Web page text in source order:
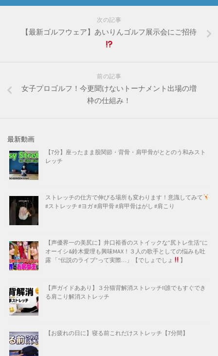
次の記事
【最新ゴルフウェア】あいりんゴルフ展示会にご招待
前の記事
女子プロゴルフ！今更聞けないトーナメント出場の増
枠の仕組み！
最新動画
【7分】座ったまま股関節・背骨・肩甲骨がととのう和みスト
レッチ
ストレッチの仕方で伸びる場所も変わります！意識してみて
#ストレッチ #ヨガ #肩甲骨 #肩甲骨はがし #肩こり
【声優界一の美尻に】井口裕香のストイックな”尻トレ生活”に
オーイシ&鈴木愛理も興味MAX！３人の歌手としての悩みも吐
露 「“伝説のライブ”って実際…」【でしょでしょ
】
【声ガイドああり】３分猫背解消ストレッチ!!誰でもすぐでき
る肩こり解消ストレッチ
【お疲れの日に】寝る前これだけストレッチ【7分間】